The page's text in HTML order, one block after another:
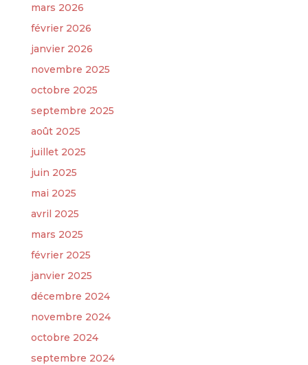
mars 2026
février 2026
janvier 2026
novembre 2025
octobre 2025
septembre 2025
août 2025
juillet 2025
juin 2025
mai 2025
avril 2025
mars 2025
février 2025
janvier 2025
décembre 2024
novembre 2024
octobre 2024
septembre 2024